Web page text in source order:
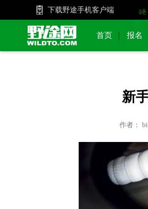
下载野途手机客户端
首页 报名
新
作者：